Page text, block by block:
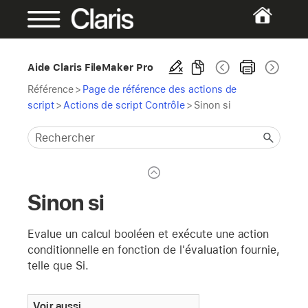
Aide Claris FileMaker Pro
Référence> Page de référence des actions de
script> Actions de script Contrôle> Sinon si
Sinon si
Evalue un calcul booléen et exécute une action
conditionnelle en fonction de l'évaluation fournie,
telle que Si.